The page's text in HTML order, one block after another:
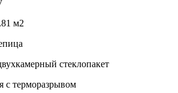
м2
стеклопакет
с терморазрывом